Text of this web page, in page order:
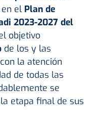
el Plan de
2023-2027 del
objetivo
de los y las
la atención
de todas las
se
etapa final de sus